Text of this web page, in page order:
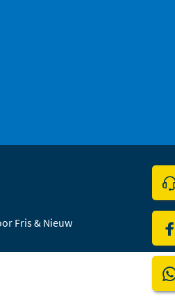
dierensport en -kadoartikelen
dierensport en -
van Beestenspul dierensport en -
Fris & Nieuw